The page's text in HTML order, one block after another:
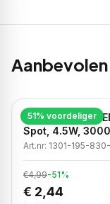
51% voordeliger
Dimbare GU10
Spot, 4.5W,
Warm Wit, IP20
Art.nr: 1301-195-830-
€4,99-51%
€ 2,44